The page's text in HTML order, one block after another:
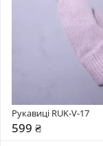
Рукавиці RUK-V-17
599 ₴